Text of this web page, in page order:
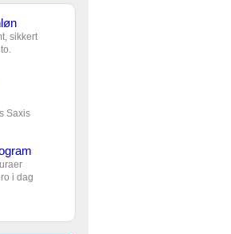
sikkert
Saxis
i dag